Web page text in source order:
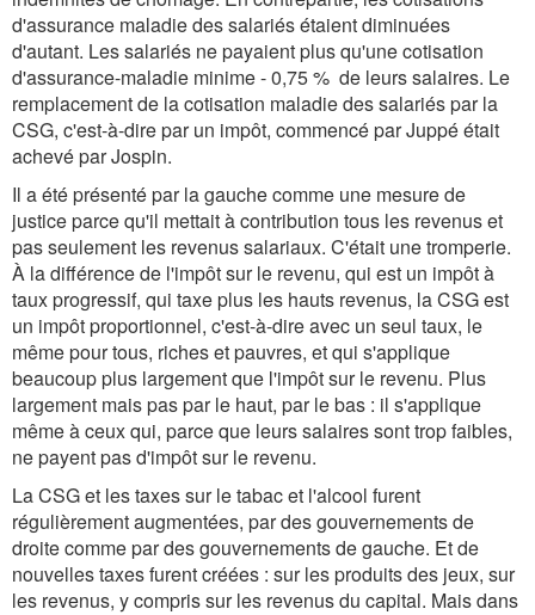
d'assurance maladie des salariés étaient diminuées
d'autant. Les salariés ne payaient plus qu'une cotisation
d'assurance-maladie minime - 0,75 % de leurs salaires. Le
remplacement de la cotisation maladie des salariés par la
CSG, c'est-à-dire par un impôt, commencé par Juppé était
achevé par Jospin.
Il a été présenté par la gauche comme une mesure de
justice parce qu'il mettait à contribution tous les revenus et
pas seulement les revenus salariaux. C'était une tromperie.
À la différence de l'impôt sur le revenu, qui est un impôt à
taux progressif, qui taxe plus les hauts revenus, la CSG est
un impôt proportionnel, c'est-à-dire avec un seul taux, le
même pour tous, riches et pauvres, et qui s'applique
beaucoup plus largement que l'impôt sur le revenu. Plus
largement mais pas par le haut, par le bas : il s'applique
même à ceux qui, parce que leurs salaires sont trop faibles,
ne payent pas d'impôt sur le revenu.
La CSG et les taxes sur le tabac et l'alcool furent
régulièrement augmentées, par des gouvernements de
droite comme par des gouvernements de gauche. Et de
nouvelles taxes furent créées : sur les produits des jeux, sur
les revenus, y compris sur les revenus du capital. Mais dans